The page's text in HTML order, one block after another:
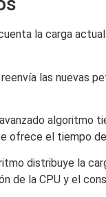
la carga
las nuevas
algoritmo
ofrece el tiempo
distribuye la
de la CPU y el